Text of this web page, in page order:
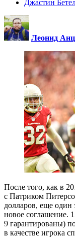
Джастин
Леонид
После того, как в
с Патриком
долларов, еще один
новое соглашение.
9 гарантированы)
в качестве игрока